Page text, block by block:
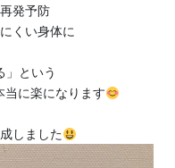
発予防
くい身体に
」という
に楽になります
しました